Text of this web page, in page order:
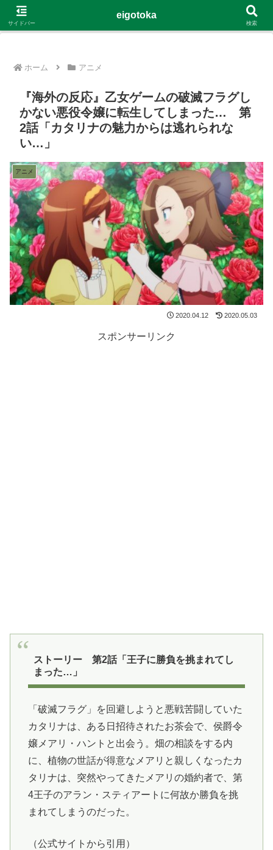
G-4Y8348WE8B
ホーム アニメ
『海外の反応』乙女ゲームの破滅フラグし
かない悪役令嬢に転生してしまった… 第
2話「カタリナの魅力からは逃れられな
い…」
アニメ
2020.04.12 2020.05.03
スポンサーリンク
ストーリー 第2話「王子に勝負を挑まれてし
まった…」
「破滅フラグ」を回避しようと悪戦苦闘していた
カタリナは、ある日招待されたお茶会で、侯爵令
嬢メアリ・ハントと出会う。畑の相談をする内
に、植物の世話が得意なメアリと親しくなったカ
タリナは、突然やってきたメアリの婚約者で、第
4王子のアラン・スティアートに何故か勝負を挑
まれてしまうのだった。
（公式サイトから引用）
サイドバー
eigotoka
検索